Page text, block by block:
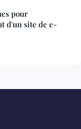
pour
d'un site de e-